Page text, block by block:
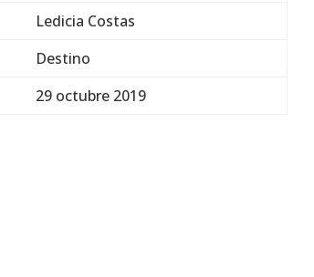
Ledicia Costas
Destino
29 octubre 2019